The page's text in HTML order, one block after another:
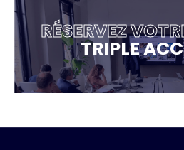
RÉSERVEZ
TRIPLE